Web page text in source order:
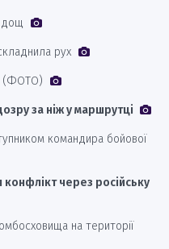
дощ
рух
(ФОТО)
за ніж у маршрутці
командира бойової
конфлікт через російську
на території